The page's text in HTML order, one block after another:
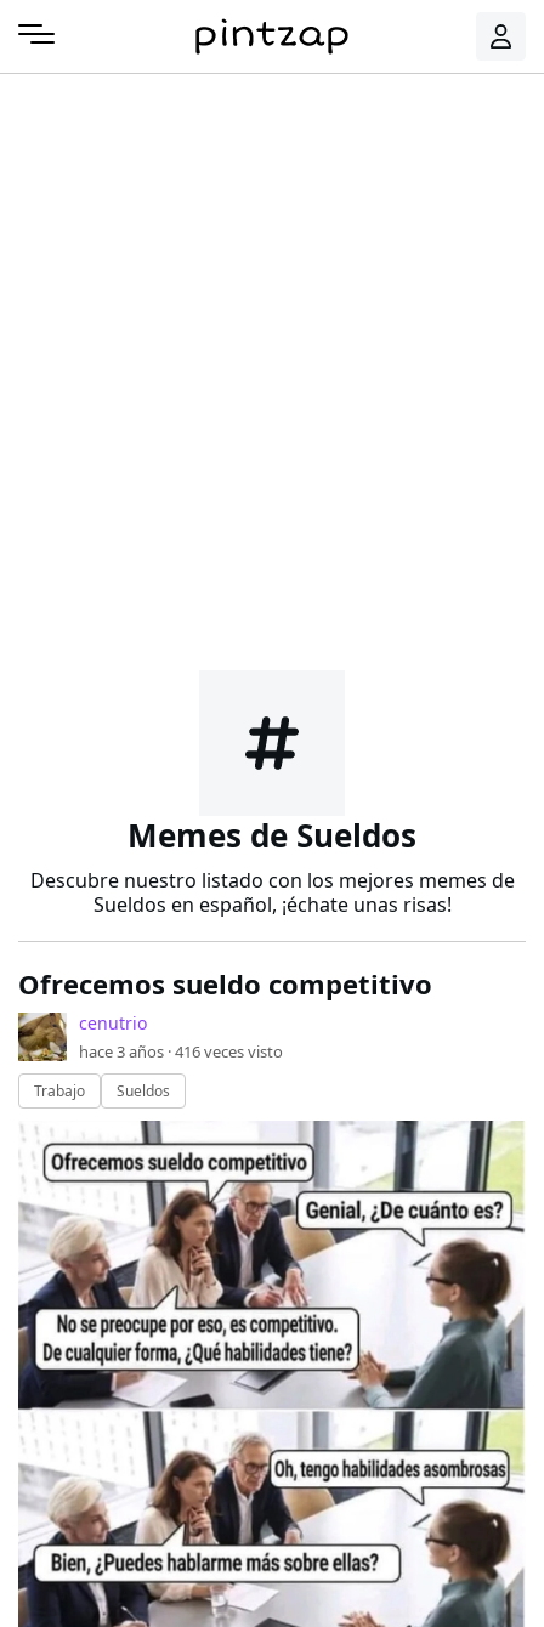
Memes de Sueldos
Descubre nuestro listado con los mejores memes de
Sueldos en español, ¡échate unas risas!
Ofrecemos sueldo competitivo
cenutrio
hace 3 años ·416veces visto
Trabajo Sueldos